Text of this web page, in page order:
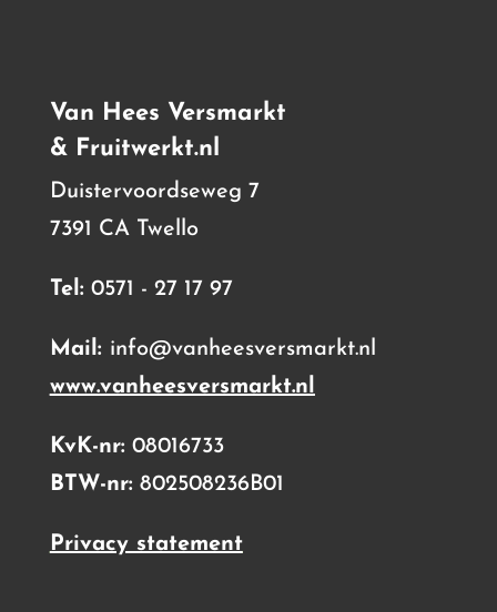
Van Hees Versmarkt
& Fruitwerkt.nl
Duistervoordseweg 7
7391 CA Twello
Tel: 0571 - 27 17 97
Mail: info@vanheesversmarkt.nl
www.vanheesversmarkt.nl
KvK-nr: 08016733
BTW-nr: 802508236B01
Privacy statement